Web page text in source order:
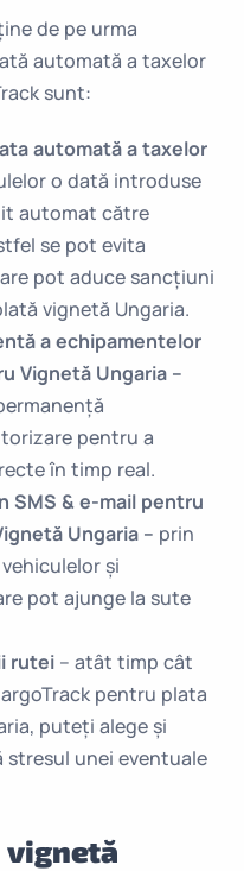
de pe urma
automată a taxelor
sunt:
automatăa taxelor
o dată introduse
automat către
se pot evita
pot aduce sancțiuni
vignetă Ungaria.
a echipamentelor
Vignetă Ungaria –
pentru a
în timp real.
SMS & e-mail pentru
Ungaria – prin
și
pot ajunge la sute
rutei – atât timp cât
pentru plata
puteți alege și
stresul unei eventuale
vignetă